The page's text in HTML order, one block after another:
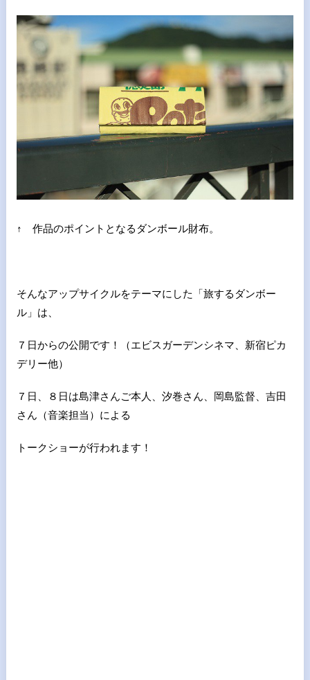
↑ 作品のポイントとなるダンボール財布。
そんなアップサイクルをテーマにした「旅するダンボー
ル」は、
７日からの公開です！（エビスガーデンシネマ、新宿ピカ
デリー他）
７日、８日は島津さんご本人、汐巻さん、岡島監督、吉田
さん（音楽担当）による
トークショーが行われます！